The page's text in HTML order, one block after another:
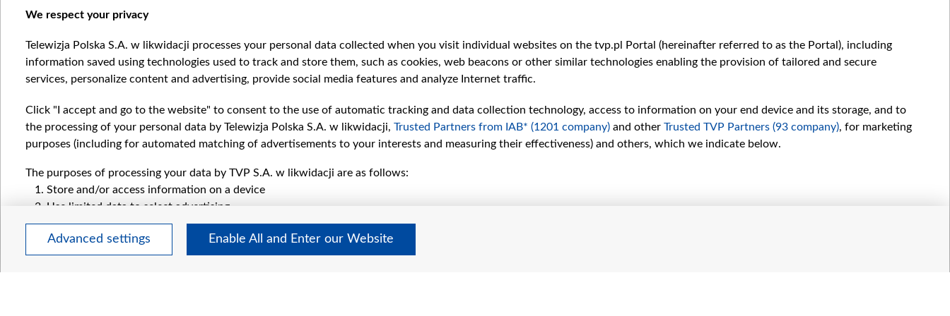
ПОЛЬЩА
Item
1
of
Категорії
Докладно
Погляд
We respect your privacy
Telewizja Polska S.A. w likwidacji processes your personal data collected when you visit individual websites on the tvp.pl Portal (hereinafter referred to as the Portal), including
information saved using technologies used to track and store them, such as cookies, web beacons or other similar technologies enabling the provision of tailored and secure
services, personalize content and advertising, provide social media features and analyze Internet traffic.
Click "I accept and go to the website" to consent to the use of automatic tracking and data collection technology, access to information on your end device and its storage, and to
the processing of your personal data by Telewizja Polska S.A. w likwidacji, Trusted Partners from IAB* (1201 company) and other Trusted TVP Partners (93 company), for marketing
purposes (including for automated matching of advertisements to your interests and measuring their effectiveness) and others, which we indicate below.
The purposes of processing your data by TVP S.A. w likwidacji are as follows:
Store and/or access information on a device
Use limited data to select advertising
Create profiles for personalised advertising
Use profiles to select personalised advertising
Create profiles to personalise content
Advanced settings Enable All and Enter our Website